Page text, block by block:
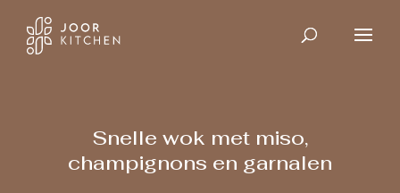
Snelle wok met miso,
champignons en garnalen